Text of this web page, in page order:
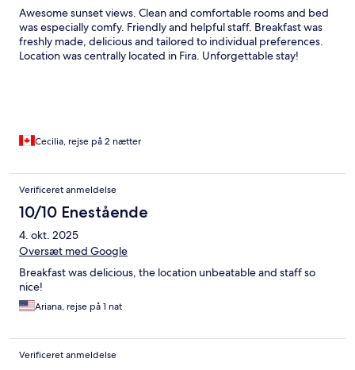
Awesome sunset views. Clean and comfortable rooms and bed
was especially comfy. Friendly and helpful staff. Breakfast was
freshly made, delicious and tailored to individual preferences.
Location was centrally located in Fira. Unforgettable stay!
Cecilia, rejse på 2 nætter
Verificeret anmeldelse
10/10 Enestående
4. okt. 2025
Oversæt med Google
Breakfast was delicious, the location unbeatable and staff so
nice!
Ariana, rejse på 1 nat
Verificeret anmeldelse